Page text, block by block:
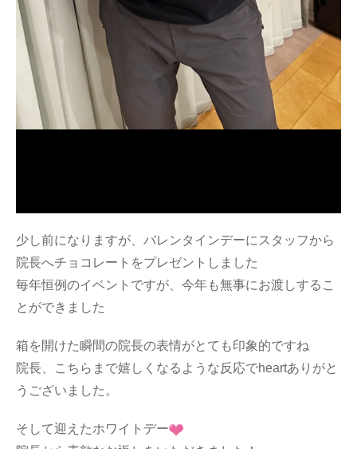
少し前になりますが、バレンタインデーにスタッフから
院長へチョコレートをプレゼントしました
毎年恒例のイベントですが、今年も無事にお渡しするこ
とができました
箱を開けた瞬間の院長の表情がとても印象的ですね
院長、こちらまで嬉しくなるような反応でheartありがと
うございました。
そして迎えたホワイトデー